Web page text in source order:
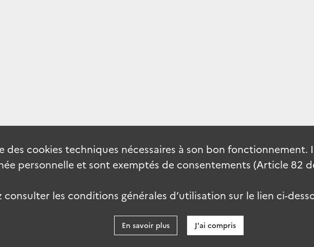
des cookies techniques nécessaires à son bon fonctionnement.
personnelle et sont exemptés de consentements (Article 82
consulter les conditions générales d’utilisation sur le lien ci-
En savoir plus J'ai compris